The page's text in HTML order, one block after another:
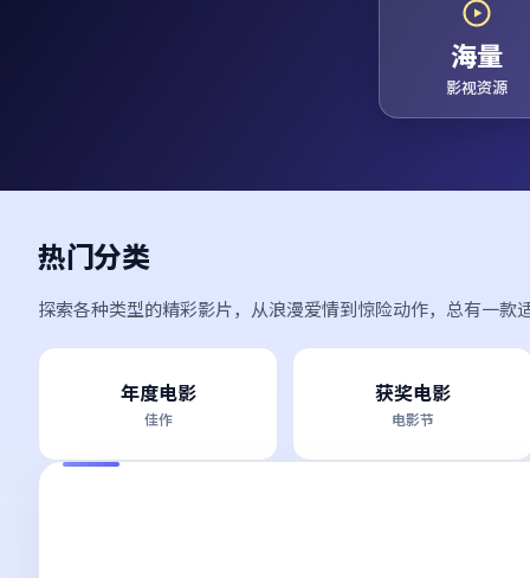
海量
影视资源
热门分类
探索各种类型的精彩影片，从浪漫爱情到惊险动作，总有一款
年度电影
佳作
获奖电影
电影节